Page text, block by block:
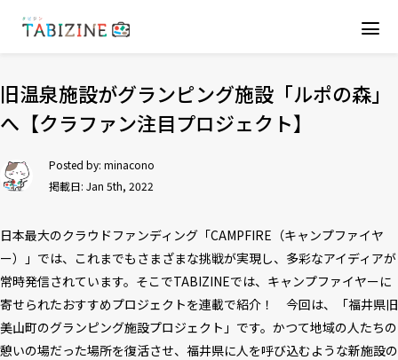
旧温泉施設がグランピング施設「ルポの森」
へ【クラファン注目プロジェクト】
Posted by: minacono
掲載日: Jan 5th, 2022
日本最大のクラウドファンディング「CAMPFIRE（キャンプファイヤ
ー）」では、これまでもさまざまな挑戦が実現し、多彩なアイディアが
常時発信されています。そこでTABIZINEでは、キャンプファイヤーに
寄せられたおすすめプロジェクトを連載で紹介！ 今回は、「福井県旧
美山町のグランピング施設プロジェクト」です。かつて地域の人たちの
憩いの場だった場所を復活させ、福井県に人を呼び込むような新施設の